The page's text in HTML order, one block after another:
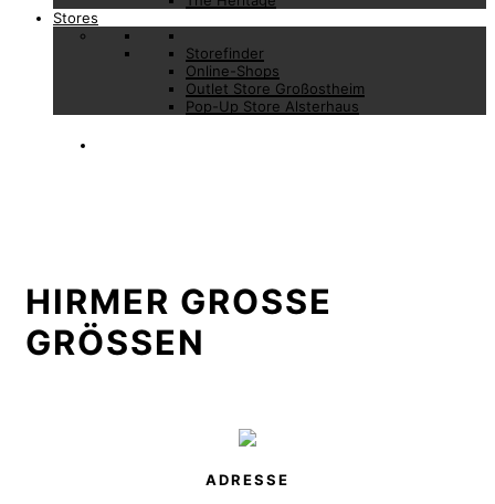
Stores
Storefinder
Online-Shops
Outlet Store Großostheim
Pop-Up Store Alsterhaus
HIRMER GROSSE G
RÖSSEN
ADRESSE